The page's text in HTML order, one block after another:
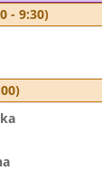
- 9:30)